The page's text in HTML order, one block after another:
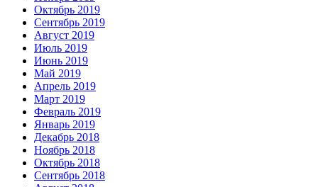
Октябрь 2019
Сентябрь 2019
Август 2019
Июль 2019
Июнь 2019
Май 2019
Апрель 2019
Март 2019
Февраль 2019
Январь 2019
Декабрь 2018
Ноябрь 2018
Октябрь 2018
Сентябрь 2018